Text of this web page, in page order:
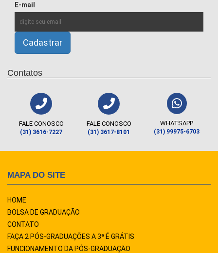
E-mail
Contatos
FALE CONOSCO
(31) 3616-7227
FALE CONOSCO
(31) 3617-8101
WHATSAPP
(31) 99975-6703
MAPA DO SITE
HOME
BOLSA DE GRADUAÇÃO
CONTATO
FAÇA 2 PÓS-GRADUAÇÕES A 3ª É GRÁTIS
FUNCIONAMENTO DA PÓS-GRADUAÇÃO